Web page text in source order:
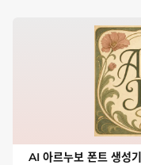
AI 아르누보 폰트 생성기